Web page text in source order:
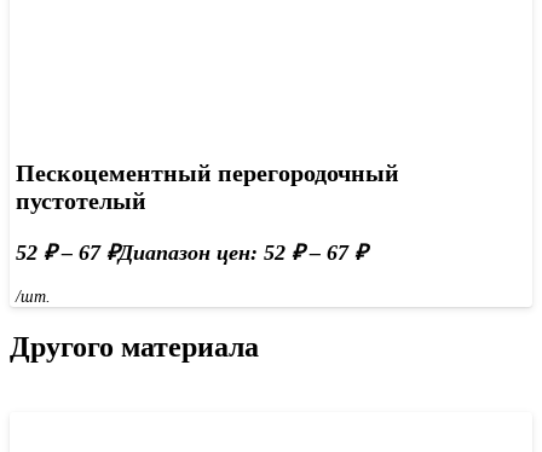
Пескоцементный перегородочный
пустотелый
52 ₽ – 67 ₽Диапазон цен: 52 ₽ – 67 ₽
/шт.
Другого материала